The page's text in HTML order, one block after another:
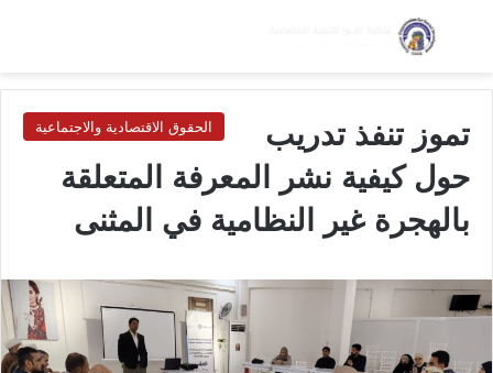
بحث عن
الحقوق الاقتصادية والاجتماعية
تموز تنفذ تدريب
حول كيفية نشر المعرفة المتعلقة
بالهجرة غير النظامية في المثنى